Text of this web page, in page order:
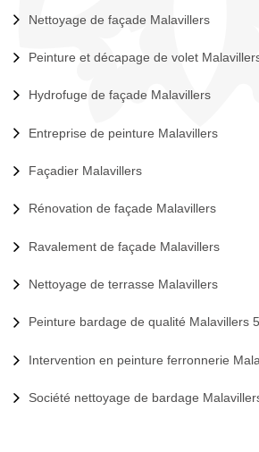
Nettoyage de façade Malavillers
Peinture et décapage de volet
Hydrofuge de façade Malavillers
Entreprise de peinture Malavillers
Façadier Malavillers
Rénovation de façade Malavillers
Ravalement de façade Malavillers
Nettoyage de terrasse Malavillers
Peinture bardage de qualité Malavillers
Intervention en peinture ferronnerie
Société nettoyage de bardage